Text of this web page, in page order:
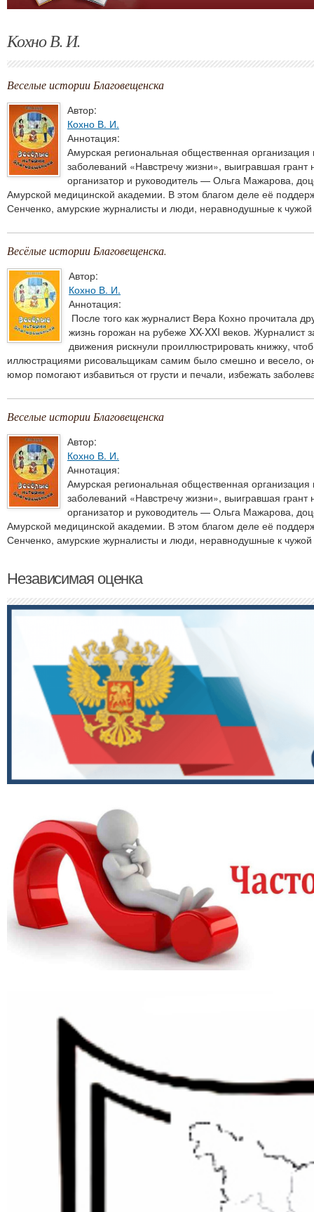
Кохно В. И.
Веселые истории Благовещенска
Автор:
Кохно В. И.
Аннотация:
Амурская региональная общественная
заболеваний «Навстречу жизни», выигравшая
организатор и руководитель — Ольга Мажарова,
Амурской медицинской академии. В этом благом деле её
Сенченко, амурские журналисты и люди, неравнодушные к
Весёлые истории Благовещенска.
Автор:
Кохно В. И.
Аннотация:
После того как журналист Вера Кохно
жизнь горожан на рубеже XX-XXI веков. Журналист
движения рискнули проиллюстрировать книжку,
иллюстрациями рисовальщикам самим было смешно и весело,
юмор помогают избавиться от грусти и печали, избежать
Веселые истории Благовещенска
Автор:
Кохно В. И.
Аннотация:
Амурская региональная общественная
заболеваний «Навстречу жизни», выигравшая
организатор и руководитель — Ольга Мажарова,
Амурской медицинской академии. В этом благом деле её
Сенченко, амурские журналисты и люди, неравнодушные к
Независимая оценка